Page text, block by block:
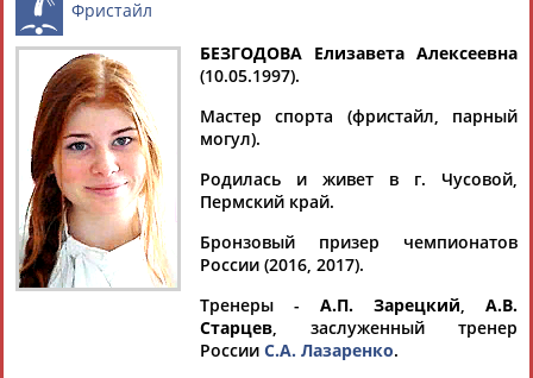
Найдено: 1персона Расширенный поиск
Елизавета
БЕЗГОДОВА
Ваш запрос: "Елизавета БЕЗГОДОВА"
Документы 1-4 из 4 найденных уникальных документов
Фристайл
БЕЗГОДОВА Елизавета Алексеевна
(10.05.1997).
Мастер спорта (фристайл, парный
могул).
Родилась и живет в г. Чусовой,
Пермский край.
Бронзовый призер чемпионатов
России (2016, 2017).
Тренеры - А.П. Зарецкий, А.В.
Старцев, заслуженный тренер
России С.А. Лазаренко.